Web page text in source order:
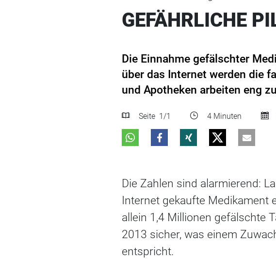
GEFÄHRLICHE
Die Einnahme gefälschter
über das Internet werden die
und Apotheken arbeiten eng
Seite 1 /1 4 Minuten
Die Zahlen sind alarmierend:
Internet gekaufte Medikament
allein 1,4 Millionen gefälschte
2013 sicher, was einem
entspricht.